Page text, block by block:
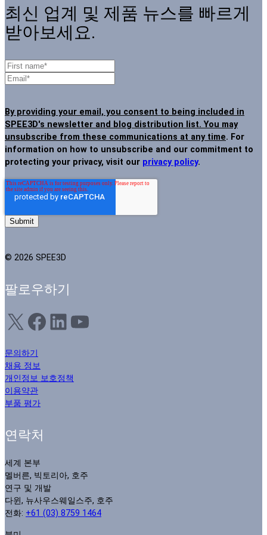
최신 업계 및 제품 뉴스를 빠르게
받아보세요.
By providing your email, you consent to being included in
SPEE3D's newsletter and blog distribution list. You may
unsubscribe from these communications at any time. For
information on how to unsubscribe and our commitment to
protecting your privacy, visit our privacy policy.
© 2026 SPEE3D
팔로우하기
X Facebook LinkedIn YouTube
문의하기
채용 정보
개인정보 보호정책
이용약관
부품 평가
연락처
세계 본부
멜버른, 빅토리아, 호주
연구 및 개발
다윈, 뉴사우스웨일스주, 호주
전화: +61 (03) 8759 1464